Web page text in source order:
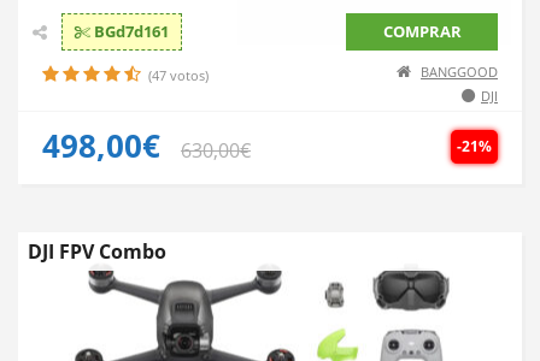
BGd7d161 COMPRAR
(47 votos)
BANGGOOD
DJI
-21%
498,00€ 630,00€
DJI FPV Combo